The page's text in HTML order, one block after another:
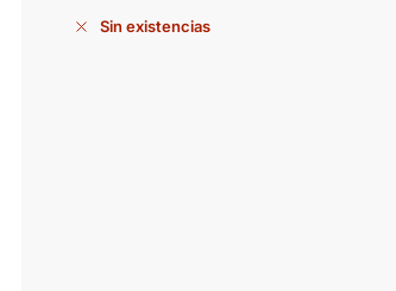
Sin existencias